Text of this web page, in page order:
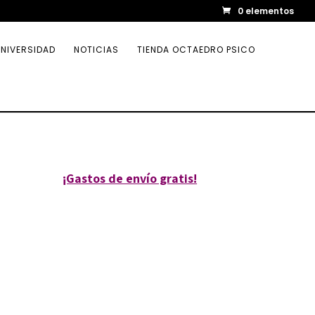
0 elementos
NOTICIAS TIENDA OCTAEDRO PSICO
¡Gastos de envío gratis!